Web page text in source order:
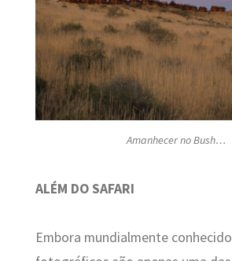
Amanhecer no Bush…
ALÉM DO SAFARI
Embora mundialmente